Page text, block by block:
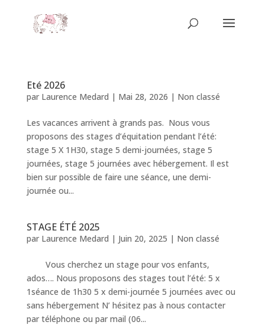
Eté 2026
par Laurence Medard | Mai 28, 2026 | Non classé
Les vacances arrivent à grands pas. Nous vous
proposons des stages d’équitation pendant l’été:
stage 5 X 1H30, stage 5 demi-journées, stage 5
journées, stage 5 journées avec hébergement. Il est
bien sur possible de faire une séance, une demi-
journée ou...
STAGE ÉTÉ 2025
par Laurence Medard | Juin 20, 2025 | Non classé
Vous cherchez un stage pour vos enfants,
ados…. Nous proposons des stages tout l’été: 5 x
1séance de 1h30 5 x demi-journée 5 journées avec ou
sans hébergement N’ hésitez pas à nous contacter
par téléphone ou par mail (06...